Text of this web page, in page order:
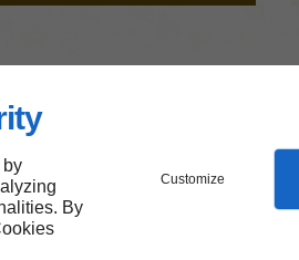
by
By
Customize
Des
pour